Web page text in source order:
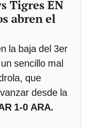
Tigres EN
abren el
la baja del 3er
sencillo mal
que
desde la
1-0 ARA.